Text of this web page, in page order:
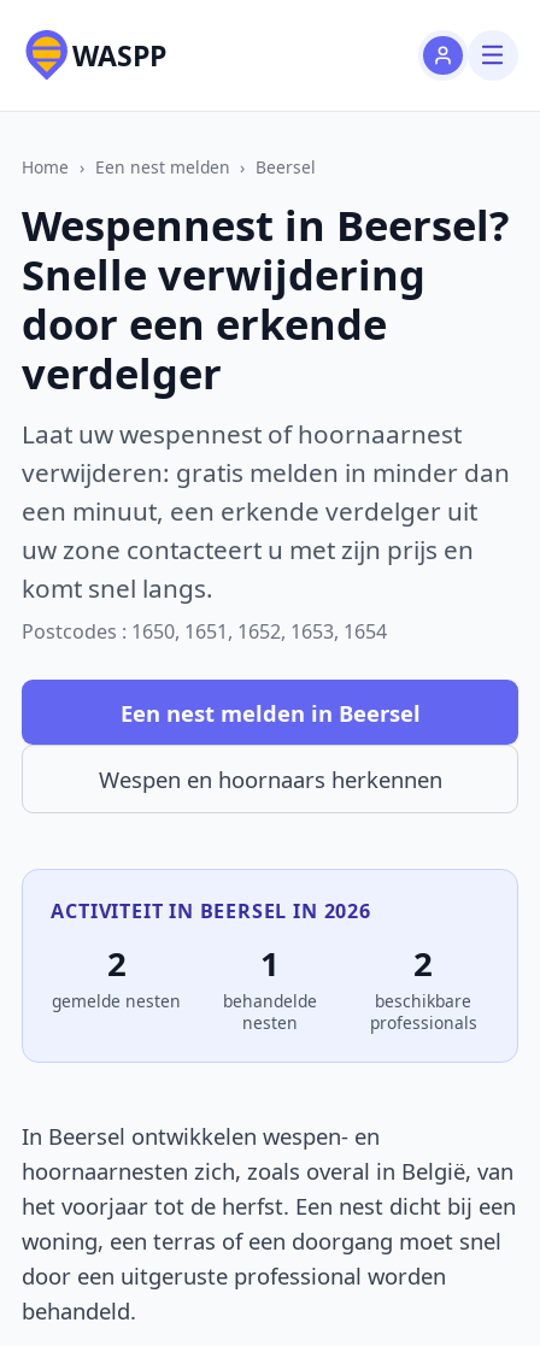
WASPP
Home › Een nest melden › Beersel
Wespennest in Beersel?
Snelle verwijdering
door een erkende
verdelger
Laat uw wespennest of hoornaarnest
verwijderen: gratis melden in minder dan
een minuut, een erkende verdelger uit
uw zone contacteert u met zijn prijs en
komt snel langs.
Postcodes : 1650, 1651, 1652, 1653, 1654
Een nest melden in Beersel
Wespen en hoornaars herkennen
ACTIVITEIT IN BEERSEL IN 2026
2
gemelde nesten
1
behandelde
nesten
2
beschikbare
professionals
In Beersel ontwikkelen wespen- en
hoornaarnesten zich, zoals overal in België, van
het voorjaar tot de herfst. Een nest dicht bij een
woning, een terras of een doorgang moet snel
door een uitgeruste professional worden
behandeld.